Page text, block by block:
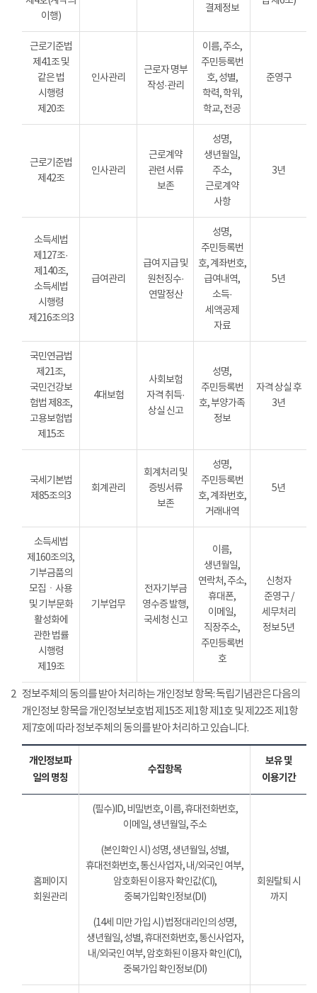
이행)
결제정보
근로기준법
제41조 및
같은 법
시행령
제20조
인사관리
근로자 명부
작성·관리
이름, 주소,
주민등록번
호, 성별,
학력, 학위,
학교, 전공
준영구
근로기준법
제42조
인사관리
근로계약
관련 서류
보존
성명,
생년월일,
주소,
근로계약
사항
3년
소득세법
제127조·
제140조,
소득세법
시행령
제216조의3
급여관리
급여 지급 및
원천징수·
연말정산
성명,
주민등록번
호, 계좌번호,
급여내역,
소득·
세액공제
자료
5년
국민연금법
제21조,
국민건강보
험법 제8조,
고용보험법
제15조
4대보험
사회보험
자격 취득·
상실 신고
성명,
주민등록번
호, 부양가족
정보
자격 상실 후
3년
국세기본법
제85조의3
회계관리
회계처리 및
증빙서류
보존
성명,
주민등록번
호, 계좌번호,
거래내역
5년
소득세법
제160조의3,
기부금품의
모집ㆍ사용
및 기부문화
활성화에
관한 법률
시행령
제19조
기부업무
전자기부금
영수증 발행,
국세청 신고
이름,
생년월일,
연락처, 주소,
휴대폰,
이메일,
직장주소,
주민등록번
호
신청자
준영구 /
세무처리
정보 5년
2 정보주체의 동의를 받아 처리하는 개인정보 항목: 독립기념관은 다음의
개인정보 항목을 개인정보보호법 제15조 제1항 제1호 및 제22조 제1항
제7호에 따라 정보주체의 동의를 받아 처리하고 있습니다.
개인정보파
일의 명칭
수집항목
보유 및
이용기간
홈페이지
회원관리
(필수)ID, 비밀번호, 이름, 휴대전화번호,
이메일, 생년월일, 주소
(본인확인 시) 성명, 생년월일, 성별,
휴대전화번호, 통신사업자, 내/외국인 여부,
암호화된 이용자 확인값(CI),
중복가입확인정보(DI)
(14세 미만 가입 시) 법정대리인의 성명,
생년월일, 성별, 휴대전화번호, 통신사업자,
내/외국인 여부, 암호화된 이용자 확인(CI),
중복가입 확인정보(DI)
회원탈퇴 시
까지